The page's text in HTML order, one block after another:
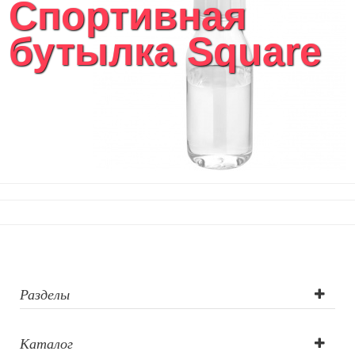
Спортивная
бутылка Square
Разделы
Каталог